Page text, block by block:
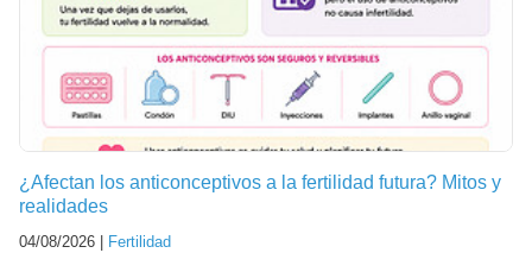
¿Afectan los anticonceptivos a la fertilidad futura? Mitos y
realidades
04/08/2026 | Fertilidad